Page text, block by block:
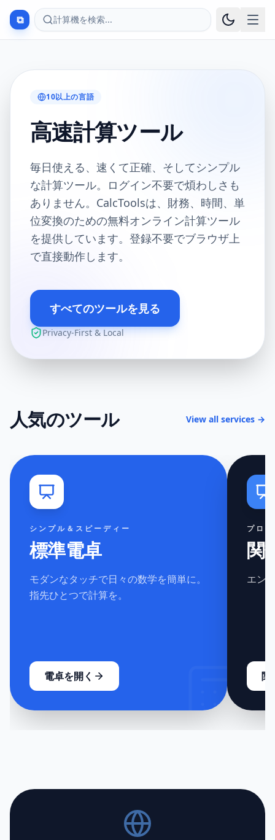
⧉ 計算機を検索...
10以上の言語
高速計算ツール
毎日使える、速くて正確、そしてシンプル
な計算ツール。ログイン不要で煩わしさも
ありません。CalcToolsは、財務、時間、単
位変換のための無料オンライン計算ツール
を提供しています。登録不要でブラウザ上
で直接動作します。
すべてのツールを見る
Privacy-First & Local
人気のツール View all services →
シンプル＆スピーディー
標準電卓
モダンなタッチで日々の数学を簡単に。
指先ひとつで計算を。
電卓を開く
プロ
関
エン
関